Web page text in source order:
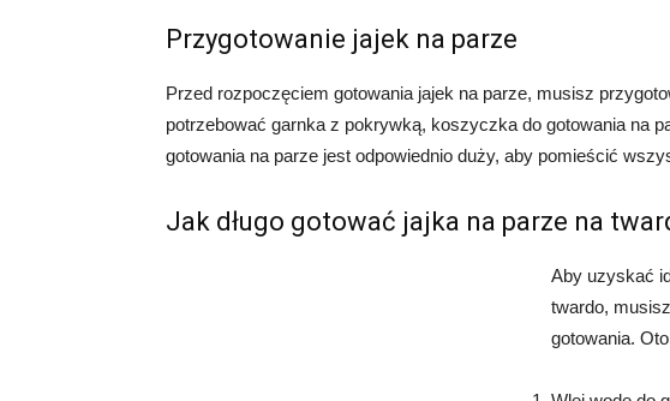
Przygotowanie jajek na parze
Przed rozpoczęciem gotowania jajek na parze, musisz
potrzebować garnka z pokrywką, koszyczka do gotowania na
gotowania na parze jest odpowiednio duży, aby pomieścić
Jak długo gotować jajka na parze na
Aby uzyskać
twardo,
gotowania.